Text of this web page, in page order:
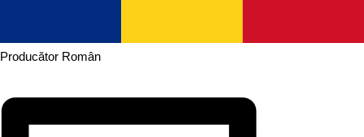
Producător Român